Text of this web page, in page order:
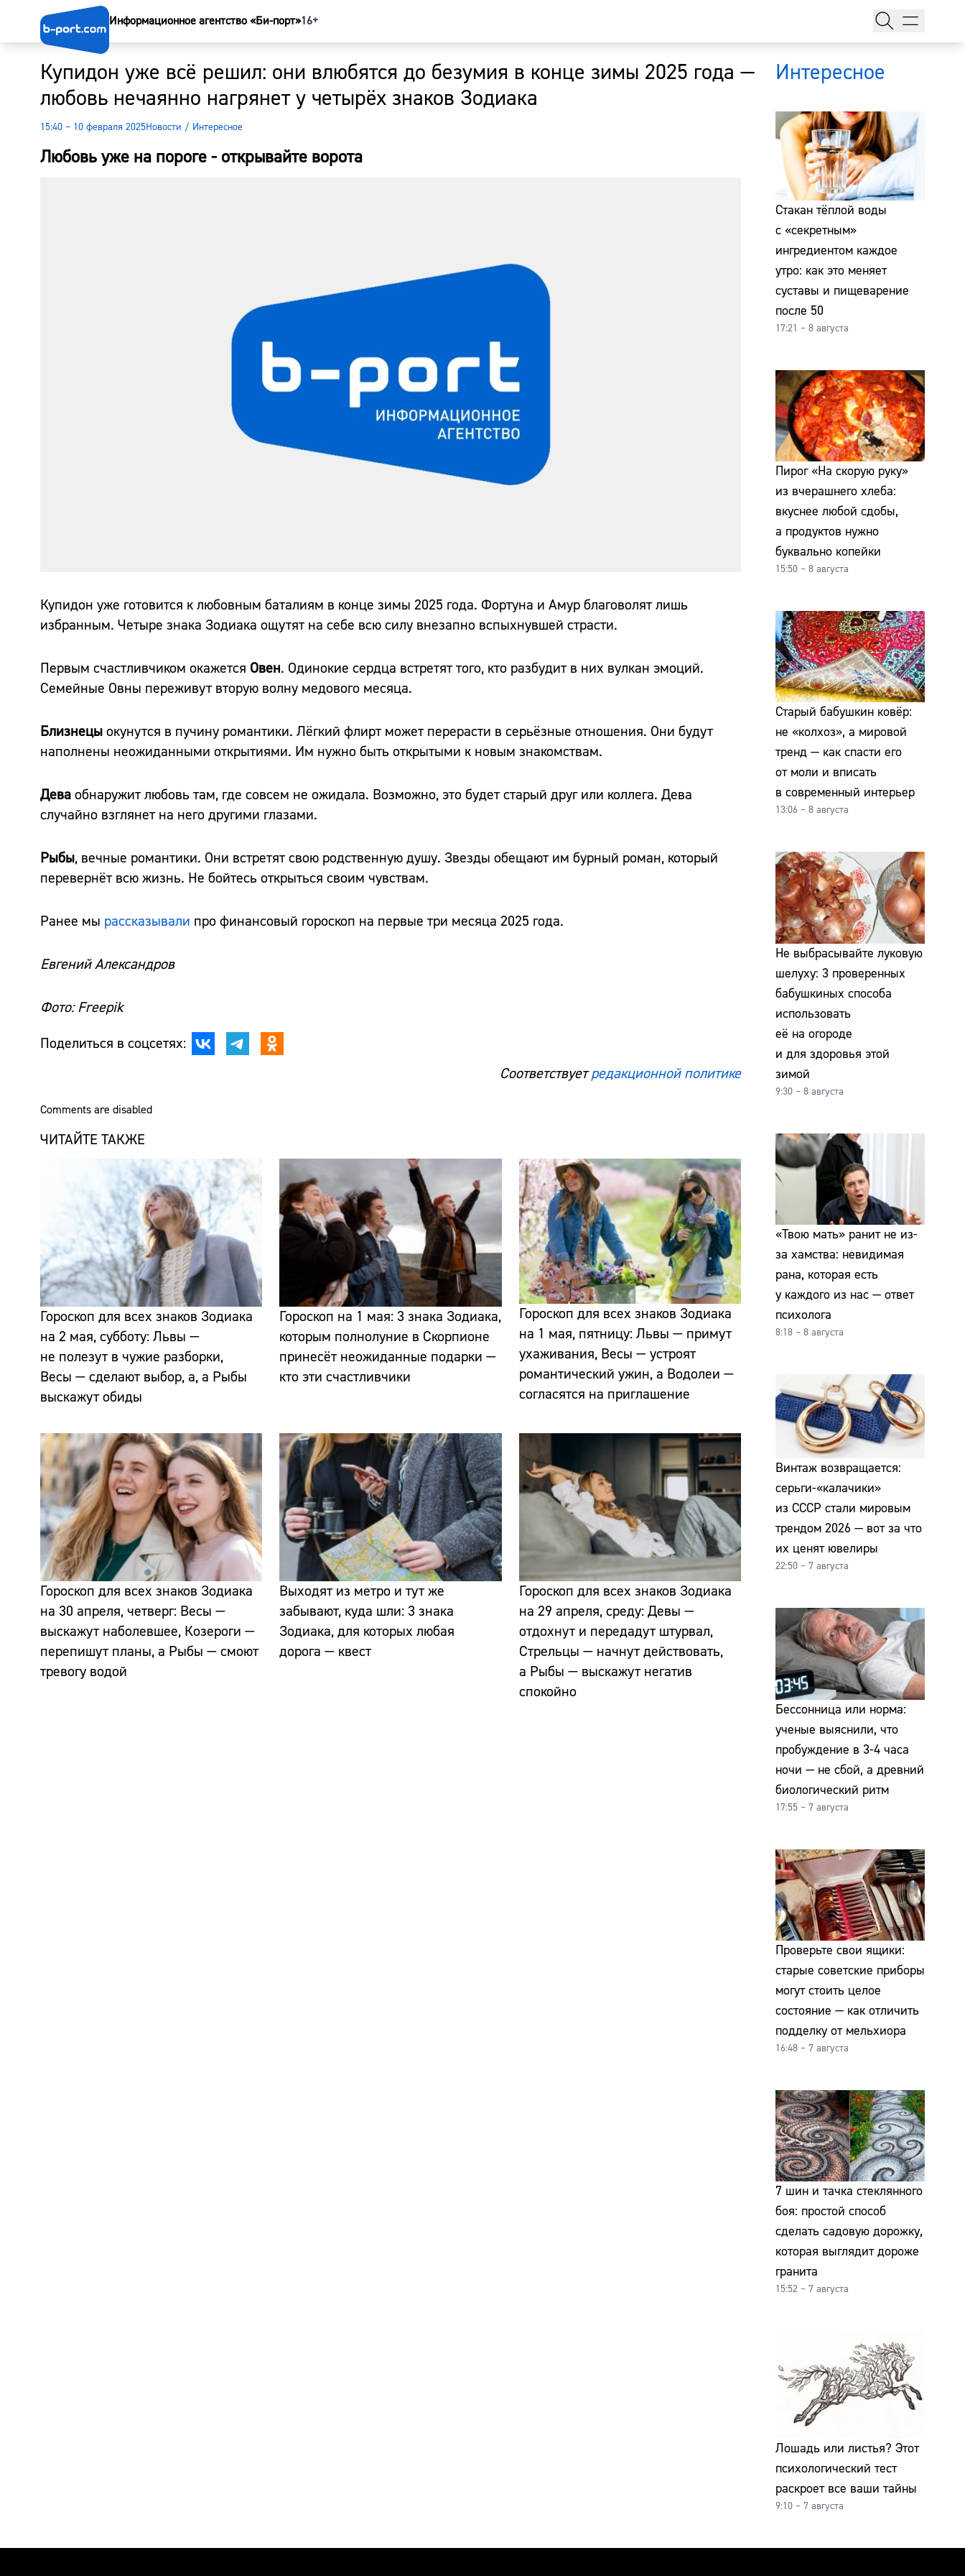
Информационное агентство «Би-порт»16+
Купидон уже всё решил: они влюбятся до безумия в конце зимы 2025 года —
любовь нечаянно нагрянет у четырёх знаков Зодиака
15:40 – 10 февраля 2025Новости / Интересное
Любовь уже на пороге - открывайте ворота
Купидон уже готовится к любовным баталиям в конце зимы 2025 года. Фортуна и Амур благоволят лишь
избранным. Четыре знака Зодиака ощутят на себе всю силу внезапно вспыхнувшей страсти.
Первым счастливчиком окажется Овен. Одинокие сердца встретят того, кто разбудит в них вулкан эмоций.
Семейные Овны переживут вторую волну медового месяца.
Близнецы окунутся в пучину романтики. Лёгкий флирт может перерасти в серьёзные отношения. Они будут
наполнены неожиданными открытиями. Им нужно быть открытыми к новым знакомствам.
Дева обнаружит любовь там, где совсем не ожидала. Возможно, это будет старый друг или коллега. Дева
случайно взглянет на него другими глазами.
Рыбы, вечные романтики. Они встретят свою родственную душу. Звезды обещают им бурный роман, который
перевернёт всю жизнь. Не бойтесь открыться своим чувствам.
Ранее мы рассказывали про финансовый гороскоп на первые три месяца 2025 года.
Евгений Александров
Фото: Freepik
Поделиться в соцсетях:
Соответствуетредакционной политике
Comments are disabled
ЧИТАЙТЕ ТАКЖЕ
Гороскоп для всех знаков Зодиака
на 2 мая, субботу: Львы —
не полезут в чужие разборки,
Весы — сделают выбор, а, а Рыбы
выскажут обиды
Гороскоп на 1 мая: 3 знака Зодиака,
которым полнолуние в Скорпионе
принесёт неожиданные подарки —
кто эти счастливчики
Гороскоп для всех знаков Зодиака
на 1 мая, пятницу: Львы — примут
ухаживания, Весы — устроят
романтический ужин, а Водолеи —
согласятся на приглашение
Гороскоп для всех знаков Зодиака
на 30 апреля, четверг: Весы —
выскажут наболевшее, Козероги —
перепишут планы, а Рыбы — смоют
тревогу водой
Выходят из метро и тут же
забывают, куда шли: 3 знака
Зодиака, для которых любая
дорога — квест
Гороскоп для всех знаков Зодиака
на 29 апреля, среду: Девы —
отдохнут и передадут штурвал,
Стрельцы — начнут действовать,
а Рыбы — выскажут негатив
спокойно
Интересное
Стакан тёплой воды
с «секретным»
ингредиентом каждое
утро: как это меняет
суставы и пищеварение
после 50
17:21 – 8 августа
Пирог «На скорую руку»
из вчерашнего хлеба:
вкуснее любой сдобы,
а продуктов нужно
буквально копейки
15:50 – 8 августа
Старый бабушкин ковёр:
не «колхоз», а мировой
тренд — как спасти его
от моли и вписать
в современный интерьер
13:06 – 8 августа
Не выбрасывайте луковую
шелуху: 3 проверенных
бабушкиных способа
использовать
её на огороде
и для здоровья этой
зимой
9:30 – 8 августа
«Твою мать» ранит не из-
за хамства: невидимая
рана, которая есть
у каждого из нас — ответ
психолога
8:18 – 8 августа
Винтаж возвращается:
серьги-«калачики»
из СССР стали мировым
трендом 2026 — вот за что
их ценят ювелиры
22:50 – 7 августа
Бессонница или норма:
ученые выяснили, что
пробуждение в 3-4 часа
ночи — не сбой, а древний
биологический ритм
17:55 – 7 августа
Проверьте свои ящики:
старые советские приборы
могут стоить целое
состояние — как отличить
подделку от мельхиора
16:48 – 7 августа
7 шин и тачка стеклянного
боя: простой способ
сделать садовую дорожку,
которая выглядит дороже
гранита
15:52 – 7 августа
Лошадь или листья? Этот
психологический тест
раскроет все ваши тайны
9:10 – 7 августа
Главная
Курсы валют
Сайт:
Адрес:
Телефон: